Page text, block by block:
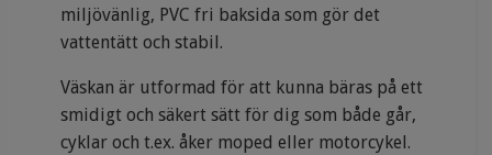
miljövänlig, PVC fri baksida som gör det
vattentätt och stabil.
Väskan är utformad för att kunna bäras på ett
smidigt och säkert sätt för dig som både går,
cyklar och t.ex. åker moped eller motorcykel.